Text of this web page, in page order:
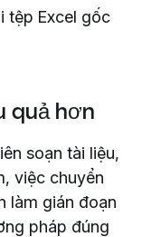
tệp Excel gốc
quả hơn
soạn tài liệu,
việc chuyển
làm gián đoạn
pháp đúng